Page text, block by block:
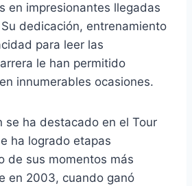
en impresionantes llegadas
dedicación, entrenamiento
para leer las
le han permitido
innumerables ocasiones.
se ha destacado en el Tour
ha logrado etapas
de sus momentos más
en 2003, cuando ganó